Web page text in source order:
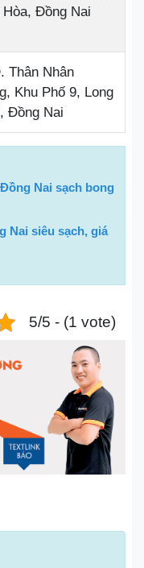
Hòa, Đồng Nai
Thân Nhân
Khu Phố 9, Long
Đồng Nai
Nai sạch bong
Nai siêu sạch, giá
5/5 - (1 vote)